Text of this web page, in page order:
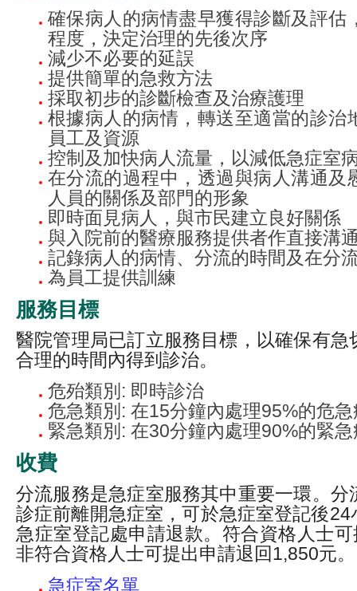
確保病人的病情盡早獲得診斷及評估
程度，決定治理的先後次序
減少不必要的延誤
提供簡單的急救方法
採取初步的診斷檢查及治療護理
根據病人的病情，轉送至適當的診治
員工及資源
控制及加快病人流量，以減低急症室
在分流的過程中，透過與病人溝通及
人員的關係及部門的形象
即時面見病人，與市民建立良好關係
與入院前的醫療服務提供者作直接溝
記錄病人的病情、分流的時間及在分
為員工提供訓練
服務目標
醫院管理局已訂立服務目標，以確保有急
合理的時間內得到診治。
危殆類別: 即時診治
危急類別: 在15分鐘內處理95%的危
緊急類別: 在30分鐘內處理90%的緊
收費
分流服務是急症室服務其中重要一環。分
診症前離開急症室，可於急症室登記後
急症室登記處申請退款。符合資格人士
非符合資格人士可提出申請退回1,850元。
急症室名單